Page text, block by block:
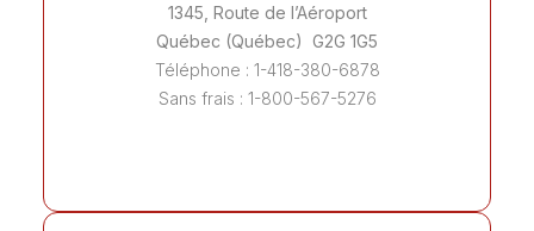
1345, Route de l’Aéroport
Québec (Québec) G2G 1G5
Téléphone : 1-418-380-6878
Sans frais : 1-800-567-5276